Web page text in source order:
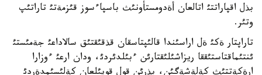
بذل اقپاراتتئ اتالعان أةدومستأونئث باسپاءسوز قئزمةتئ تاراتئپ
وتئر.
تاراپتار ةكئ ةل اراسئندا قالئپتاسقان قذقئقتئق سالاداعئ جةمئستئ
ئنتئماقتاستئققا ريزاشئلئقتارئن ءبئلدئردئ، ودان ارعئ ءوزارا